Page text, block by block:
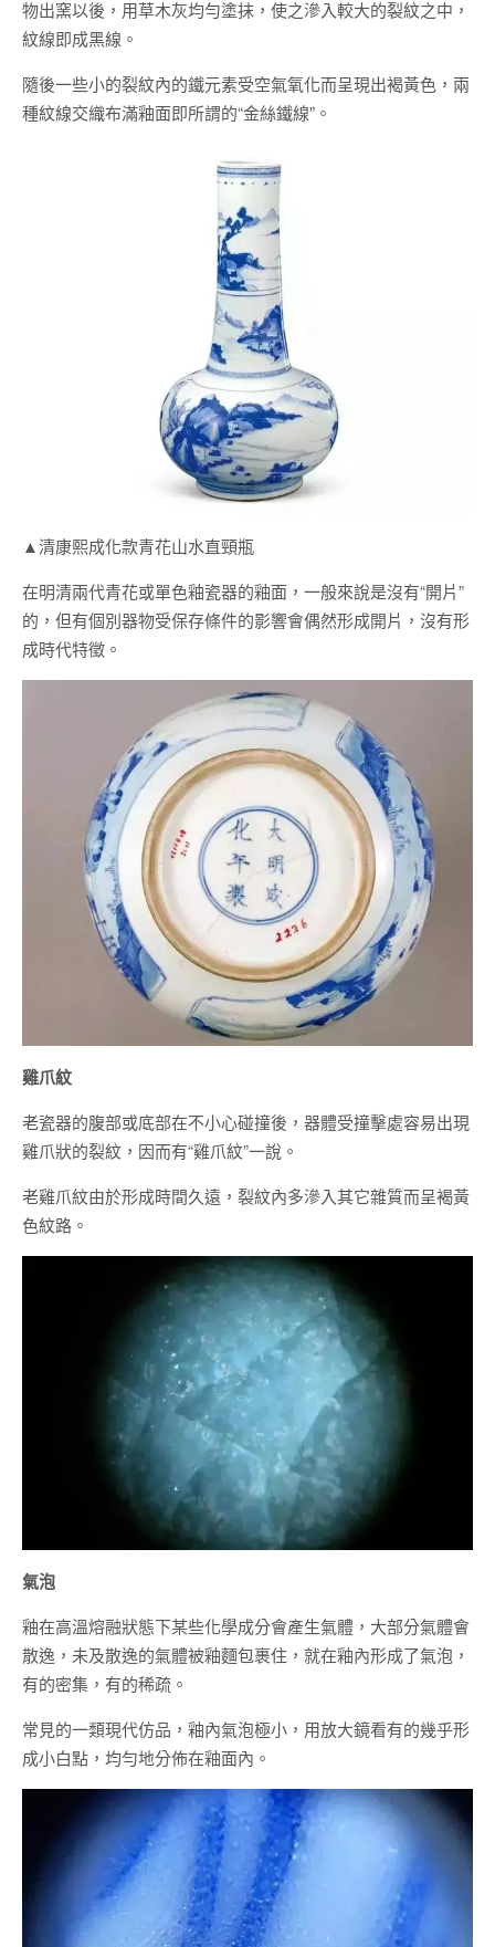
物出窯以後，用草木灰均勻塗抹，使之滲入較大的裂紋之中，
紋線即成黑線。
隨後一些小的裂紋內的鐵元素受空氣氧化而呈現出褐黃色，兩
種紋線交織布滿釉面即所謂的“金絲鐵線”。
▲清康熙成化款青花山水直頸瓶
在明清兩代青花或單色釉瓷器的釉面，一般來說是沒有“開片”
的，但有個別器物受保存條件的影響會偶然形成開片，沒有形
成時代特徵。
雞爪紋
老瓷器的腹部或底部在不小心碰撞後，器體受撞擊處容易出現
雞爪狀的裂紋，因而有“雞爪紋”一說。
老雞爪紋由於形成時間久遠，裂紋內多滲入其它雜質而呈褐黃
色紋路。
氣泡
釉在高溫熔融狀態下某些化學成分會產生氣體，大部分氣體會
散逸，未及散逸的氣體被釉麵包裹住，就在釉內形成了氣泡，
有的密集，有的稀疏。
常見的一類現代仿品，釉內氣泡極小，用放大鏡看有的幾乎形
成小白點，均勻地分佈在釉面內。